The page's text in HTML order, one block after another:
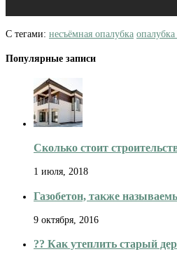
С тегами: несъёмная опалубка
Популярные записи
Сколько стоит
1 июля, 2018
Газобетон, также
9 октября, 2016
??️ Как утеплить старый